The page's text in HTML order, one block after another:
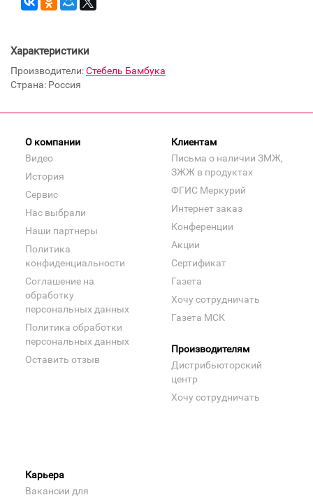
Характеристики
Производители:Стебель Бамбука
Страна: Россия
О компании
Видео
История
Сервис
Нас выбрали
Наши партнеры
Политика
конфиденциальности
Соглашение на
обработку
персональных данных
Политика обработки
персональных данных
Оставить отзыв
Клиентам
Письма о наличии ЗМЖ,
ЗЖЖ в продуктах
ФГИС Меркурий
Интернет заказ
Конференции
Акции
Сертификат
Газета
Хочу сотрудничать
Газета МСК
Производителям
Дистрибьюторский
центр
Хочу сотрудничать
Карьера
Вакансии для